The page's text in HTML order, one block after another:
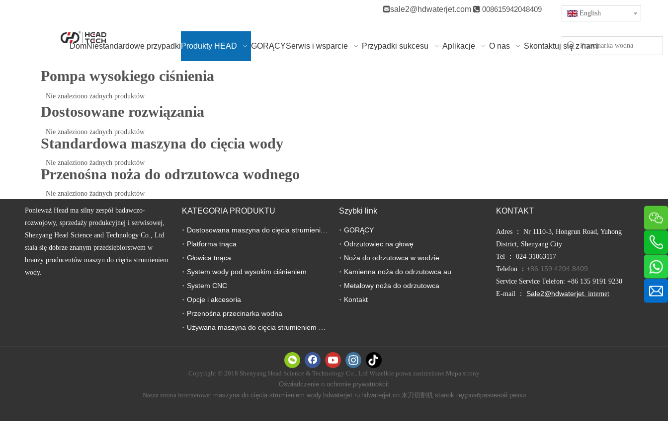
sale2@hdwaterjet.com  008615942048409 English
DomNiestandardowe przypadkiProdukty HEAD GORĄCYSerwis i wsparcie Przypadki sukcesu Aplikacje O nas Skontaktuj się z nami
Pompa wysokiego ciśnienia
Nie znaleziono żadnych produktów
Dostosowane rozwiązania
Nie znaleziono żadnych produktów
Standardowa maszyna do cięcia wody
Nie znaleziono żadnych produktów
Przenośna noża do odrzutowca wodnego
Nie znaleziono żadnych produktów
Ponieważ Head ma silny zespół badawczo-
rozwojowy, sprzedaży produkcyjnej i serwisowej,
Shenyang Head Science and Technology Co., Ltd
stała się dobrze znanym przedsiębiorstwem w
branży producentów maszyn do cięcia strumieniem
wody.
KATEGORIA PRODUKTU
Dostosowana maszyna do cięcia strumieniem wody
Platforma tnąca
Głowica tnąca
System wody pod wysokim ciśnieniem
System CNC
Opcje i akcesoria
Przenośna przecinarka wodna
Używana maszyna do cięcia strumieniem wody
Szybki link
GORĄCY
Odrzutowiec na głowę
Noża do odrzutowca w wodzie
Kamienna noża do odrzutowca au
Metalowy noża do odrzutowca
Kontakt
KONTAKT
Adres ： Nr 1110-3, Hongrun Road, Yuhong
District, Shenyang City
Tel ： 024-31063117
Telefon ：+86 159 4204 8409
Service Service Telefon: +86 135 9191 9230
E-mail ： Sale2@hdwaterjet. internet
Copyright © 2018 Shenyang Head Science & Technology Co., Ltd Wszelkie prawa zastrzeżone.Mapa strony
Oświadczenie o ochronie prywatnościt
Nasza strona internetowa: maszyna do cięcia strumieniem wody hdwaterjet.ru hdwaterjet.cn水刀切割机 stanok гидроабразивной резки